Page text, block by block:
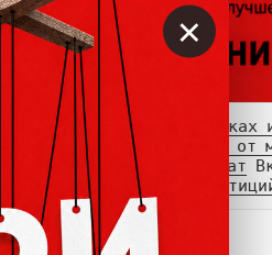
Сообщить о мошенниках
Памятка о возврате от
Телеграм-
чат
Белый список
×